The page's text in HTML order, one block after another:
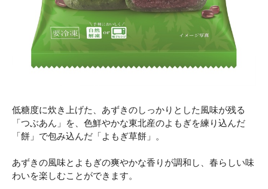
低糖度に炊き上げた、あずきのしっかりとした風味が残る
「つぶあん」を、色鮮やかな東北産のよもぎを練り込んだ
「餅」で包み込んだ「よもぎ草餅」。
あずきの風味とよもぎの爽やかな香りが調和し、春らしい味
わいを楽しむことができます。